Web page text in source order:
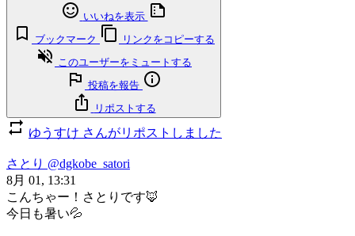
いいねを表示
ブックマーク
リンクをコピーする
このユーザーをミュートする
投稿を報告
リポストする
ゆうすけ さんがリポストしました
さとり @dgkobe_satori
8月 01, 13:31
こんちゃー！さとりです🦊
今日も暑い💦